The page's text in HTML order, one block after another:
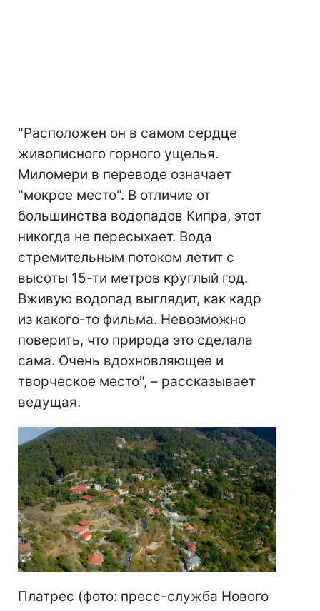
"Расположен он в самом сердце
живописного горного ущелья.
Миломери в переводе означает
"мокрое место". В отличие от
большинства водопадов Кипра, этот
никогда не пересыхает. Вода
стремительным потоком летит с
высоты 15-ти метров круглый год.
Вживую водопад выглядит, как кадр
из какого-то фильма. Невозможно
поверить, что природа это сделала
сама. Очень вдохновляющее и
творческое место", – рассказывает
ведущая.
Платрес (фото: пресс-служба Нового